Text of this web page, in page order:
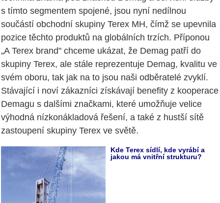
s tímto segmentem spojené, jsou nyní nedílnou
součástí obchodní skupiny Terex MH, čímž se upevnila
pozice těchto produktů na globálních trzích. Příponou
„A Terex brand" chceme ukázat, že Demag patří do
skupiny Terex, ale stále reprezentuje Demag, kvalitu ve
svém oboru, tak jak na to jsou naši odběratelé zvyklí.
Stávající i noví zákazníci získávají benefity z kooperace
Demagu s dalšími značkami, které umožňuje velice
výhodná nízkonákladová řešení, a také z hustší sítě
zastoupení skupiny Terex ve světě.
Kde Terex sídlí, kde vyrábí a
jakou má vnitřní strukturu?